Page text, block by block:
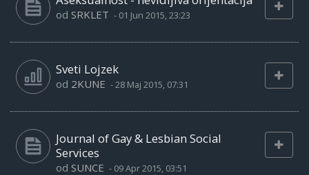
od SRKLET - 01 Jun 2015, 23:23
Sveti Lojzek
od 2KUNE -28 Maj 2015, 07:31
Journal of Gay & Lesbian Social
Services
od SUNCE - 09 Apr 2015, 03:51